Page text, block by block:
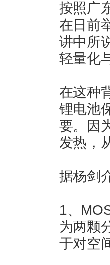
按照广
在日前
讲中所
轻量化
在这种
锂电池
要。因
发热，
据杨剑
1、
为两颗
于对空